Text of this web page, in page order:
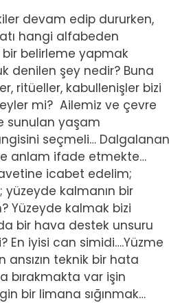
devam edip dururken,
hangi alfabeden
bir belirleme yapmak
denilen şey nedir? Buna
ritüeller, kabullenişler bizi
mi? Ailemiz ve çevre
sunulan yaşam
seçmeli… Dalgalanan
anlam ifade etmekte…
icabet edelim;
yüzeyde kalmanın bir
Yüzeyde kalmak bizi
bir hava destek unsuru
En iyisi can simidi….Yüzme
teknik bir hata
bırakmakta var işin
bir limana sığınmak…